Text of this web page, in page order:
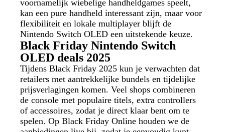
voornamelijk wiebelige handheldgames speelt,
kan een pure handheld interessant zijn, maar voor
flexibiliteit en lokale multiplayer blijft de
Nintendo Switch OLED een uitstekende keuze.
Black Friday Nintendo Switch
OLED deals 2025
Tijdens Black Friday 2025 kun je verwachten dat
retailers met aantrekkelijke bundels en tijdelijke
prijsverlagingen komen. Veel shops combineren
de console met populaire titels, extra controllers
of accessoires, zodat je direct klaar bent om te
spelen. Op Black Friday Online houden we de